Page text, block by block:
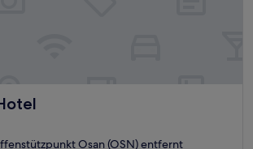
Osan (OSN) entfernt